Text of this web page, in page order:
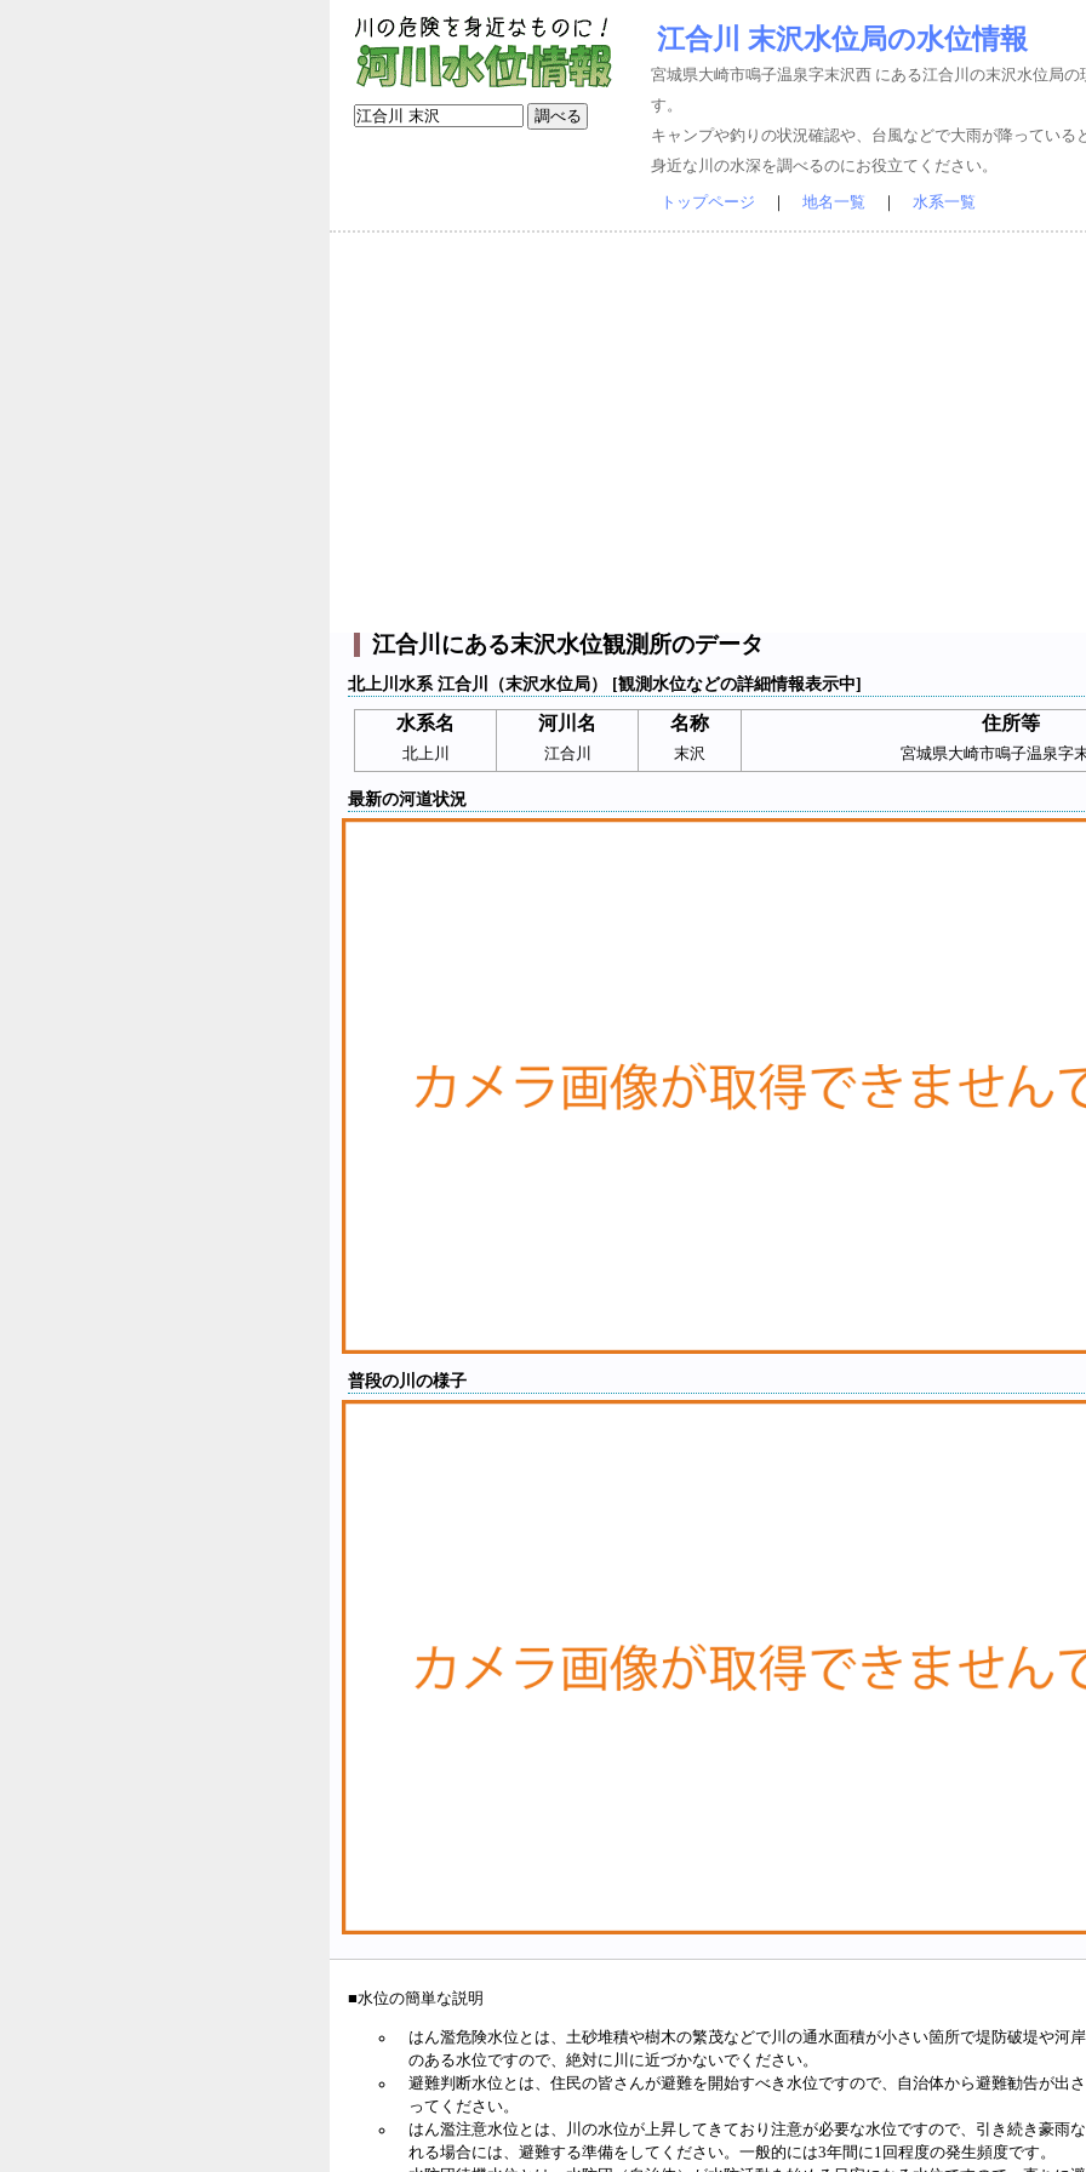
江合川 末沢水位局の水位情報
宮城県大崎市鳴子温泉字末沢西 にある江合川の末沢水位局
す。
キャンプや釣りの状況確認や、台風などで大雨が降っている
身近な川の水深を調べるのにお役立てください。
トップページ 地名一覧 水系一覧
江合川にある末沢水位観測所のデータ
北上川水系 江合川（末沢水位局） [観測水位などの詳細情報表示中]
水系名 河川名 名称 住所等
北上川 江合川 末沢 宮城県大崎市鳴子温泉字
最新の河道状況
普段の川の様子
■水位の簡単な説明
はん濫危険水位とは、土砂堆積や樹木の繁茂などで川の通水面積が小さい箇所で堤防破堤や河
のある水位ですので、絶対に川に近づかないでください。
避難判断水位とは、住民の皆さんが避難を開始すべき水位ですので、自治体から避難勧告が出
ってください。
はん濫注意水位とは、川の水位が上昇してきており注意が必要な水位ですので、引き続き豪雨
れる場合には、避難する準備をしてください。一般的には3年間に1回程度の発生頻度です。